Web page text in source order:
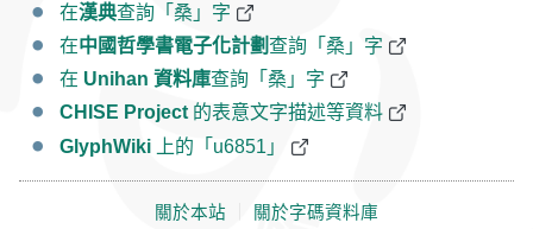
在漢典查詢「桑」字
在中國哲學書電子化計劃查詢「桑」字
在 Unihan 資料庫查詢「桑」字
CHISE Project 的表意文字描述等資料
GlyphWiki 上的「u6851」
關於本站 關於字碼資料庫